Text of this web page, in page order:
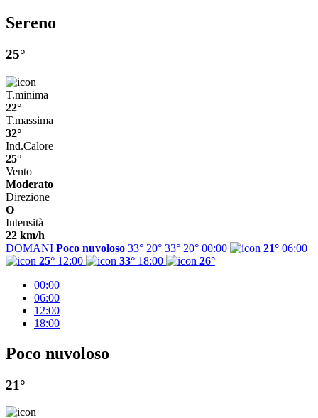
Sereno
25°
T.minima
22°
T.massima
32°
Ind.Calore
25°
Vento
Moderato
Direzione
O
Intensità
22 km/h
DOMANI Poco nuvoloso 33° 20° 33° 20° 00:00 21° 06:00
25° 12:00 33° 18:00
26°
00:00
06:00
12:00
18:00
Poco nuvoloso
21°